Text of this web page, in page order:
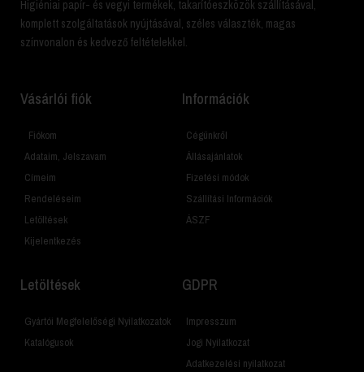
Higiéniai papír- és vegyi termékek, takarítóeszközök szállításával,
komplett szolgáltatások nyújtásával, széles választék, magas
színvonalon és kedvező feltételekkel.
Vásárlói fiók
Fiókom
Adataim, Jelszavam
Címeim
Rendeléseim
Letöltések
Kijelentkezés
Információk
Cégünkről
Állásajánlatok
Fizetési módok
Szállítási Információk
ÁSZF
Letöltések
Gyártói Megfelelőségi Nyilatkozatok
Katalógusok
GDPR
Impresszum
Jogi Nyilatkozat
Adatkezelési nyilatkozat